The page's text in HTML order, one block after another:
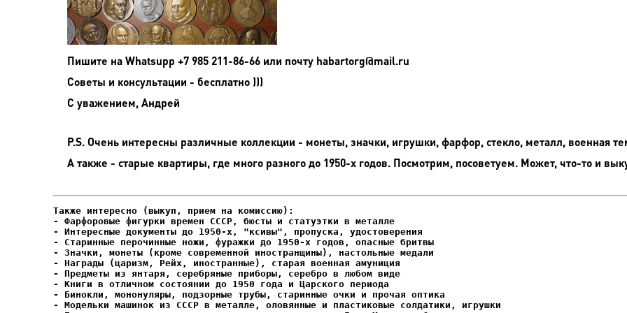
Пишите на Whatsupp +7 985 211-86-66 или почту habartorg@mail.ru
Советы и консультации - бесплатно )))
С уважением, Андрей
P.S. Очень интересны различные коллекции - монеты, значки, игрушки, фарфор, стекло, металл, военная
А также - старые квартиры, где много разного до 1950-х годов. Посмотрим, посоветуем. Может, что-то и
- Фарфоровые фигурки времен СССР, бюсты и статуэтки в металле
- Интересные документы до 1950-х, "ксивы", пропуска, удостоверения